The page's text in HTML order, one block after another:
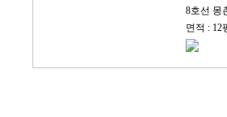
8호선 몽
면적 : 12